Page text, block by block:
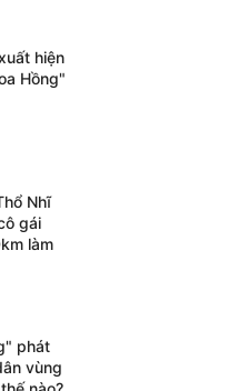
hiện
Hồng"
Nhĩ
gái
làm
phát
vùng